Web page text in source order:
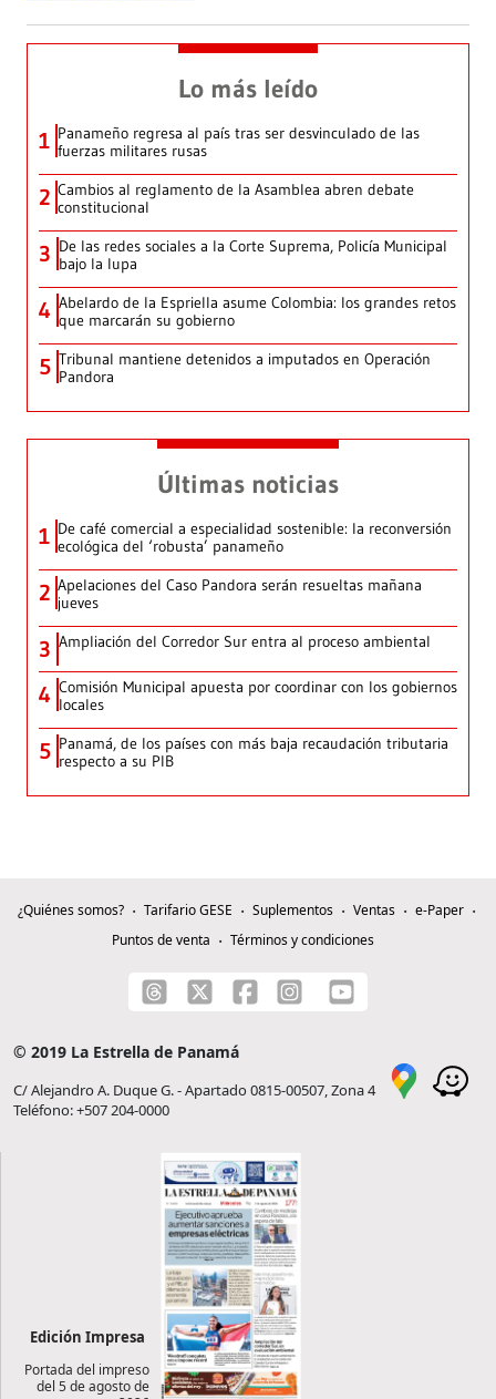
Lo más leído
1 Panameño regresa al país tras ser desvinculado de las
fuerzas militares rusas
2 Cambios al reglamento de la Asamblea abren debate
constitucional
3 De las redes sociales a la Corte Suprema, Policía Municipal
bajo la lupa
4 Abelardo de la Espriella asume Colombia: los grandes retos
que marcarán su gobierno
5 Tribunal mantiene detenidos a imputados en Operación
Pandora
Últimas noticias
1 De café comercial a especialidad sostenible: la reconversión
ecológica del ‘robusta’ panameño
2 Apelaciones del Caso Pandora serán resueltas mañana
jueves
3 Ampliación del Corredor Sur entra al proceso ambiental
4 Comisión Municipal apuesta por coordinar con los gobiernos
locales
5 Panamá, de los países con más baja recaudación tributaria
respecto a su PIB
¿Quiénes somos? Tarifario GESE Suplementos Ventas
e-Paper
Puntos de venta
Términos y condiciones
© 2019 La Estrella de Panamá
C/ Alejandro A. Duque G. - Apartado 0815-00507, Zona 4
Teléfono: +507 204-0000
Edición Impresa
Portada del impreso
del 5 de agosto de